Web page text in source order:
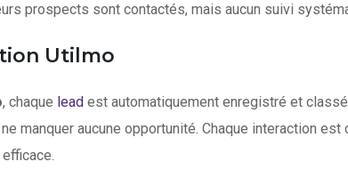
prospects sont contactés, mais aucun suivi
Utilmo
, chaque lead est automatiquement enregistré et
manquer aucune opportunité. Chaque interaction est